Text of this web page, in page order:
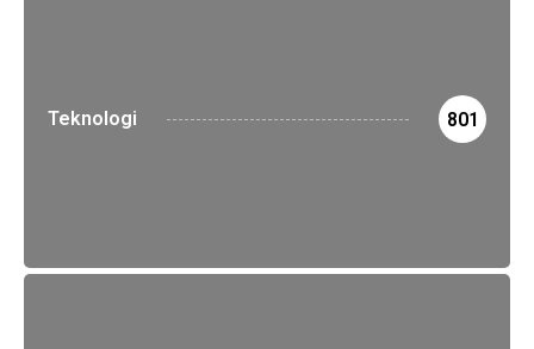
Teknologi 801